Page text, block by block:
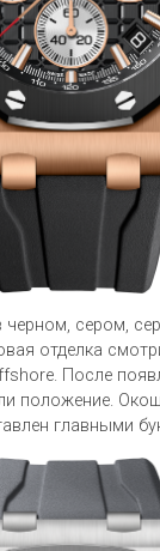
сером,
отделка
После
положение.
главными